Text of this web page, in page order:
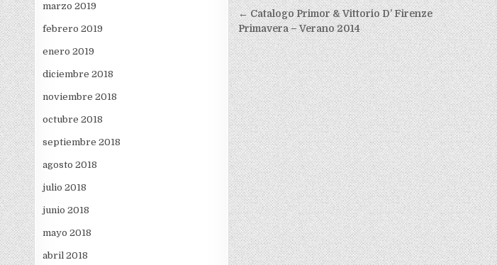
marzo 2019
febrero 2019
enero 2019
diciembre 2018
noviembre 2018
octubre 2018
septiembre 2018
agosto 2018
julio 2018
junio 2018
mayo 2018
abril 2018
Navegación
de
entradas
← Catalogo Primor & Vittorio D’ Firenze
Primavera – Verano 2014